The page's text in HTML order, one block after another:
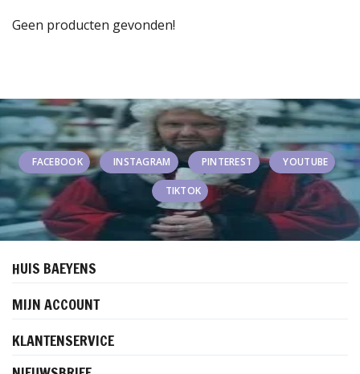
Geen producten gevonden!
FACEBOOK INSTAGRAM PINTEREST YOUTUBE
TIKTOK
HUIS BAEYENS
MIJN ACCOUNT
KLANTENSERVICE